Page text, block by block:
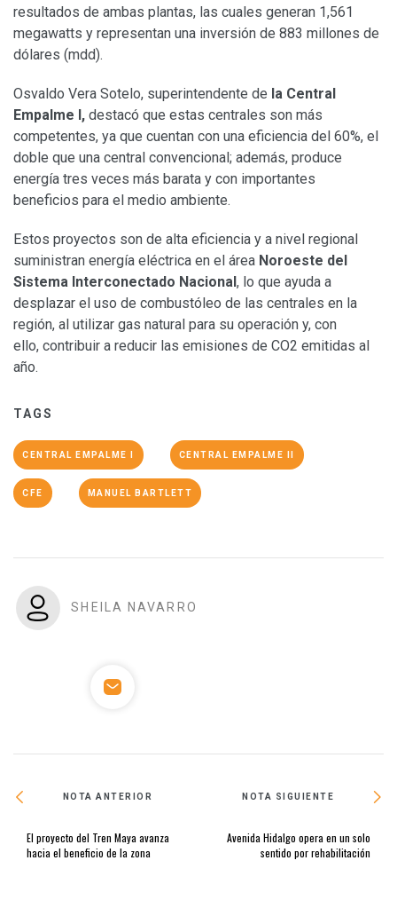
resultados de ambas plantas, las cuales generan 1,561
megawatts y representan una inversión de 883 millones de
dólares (mdd).
Osvaldo Vera Sotelo, superintendente de la Central
Empalme I, destacó que estas centrales son más
competentes, ya que cuentan con una eficiencia del 60%, el
doble que una central convencional; además, produce
energía tres veces más barata y con importantes
beneficios para el medio ambiente.
Estos proyectos son de alta eficiencia y a nivel regional
suministran energía eléctrica en el área Noroeste del
Sistema Interconectado Nacional, lo que ayuda a
desplazar el uso de combustóleo de las centrales en la
región, al utilizar gas natural para su operación y, con
ello, contribuir a reducir las emisiones de CO2 emitidas al
año.
TAGS
CENTRAL EMPALME I CENTRAL EMPALME II
CFE MANUEL BARTLETT
SHEILA NAVARRO
NOTA ANTERIOR
El proyecto del Tren Maya avanza
hacia el beneficio de la zona
NOTA SIGUIENTE
Avenida Hidalgo opera en un solo
sentido por rehabilitación